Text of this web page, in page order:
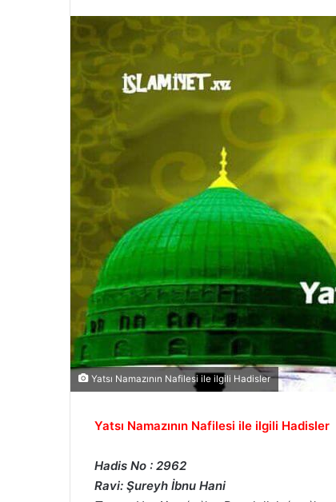
Yatsı Namazının Nafilesi ile ilgili Hadisler
Yatsı Namazının Nafilesi ile ilgili Hadisler
Hadis No : 2962
Ravi: Şureyh İbnu Hani